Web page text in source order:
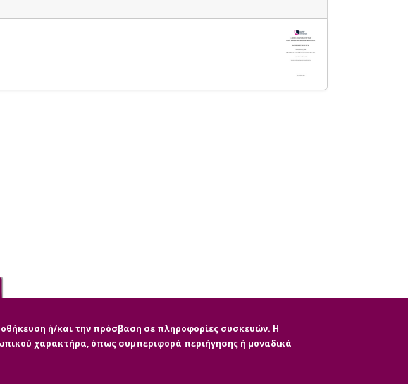
ή/και την πρόσβαση σε πληροφορίες συσκευών. Η
χαρακτήρα, όπως συμπεριφορά περιήγησης ή μοναδικά